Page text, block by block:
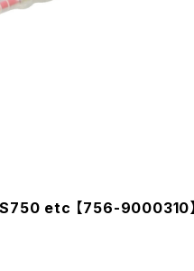
etc 【756-9000310】